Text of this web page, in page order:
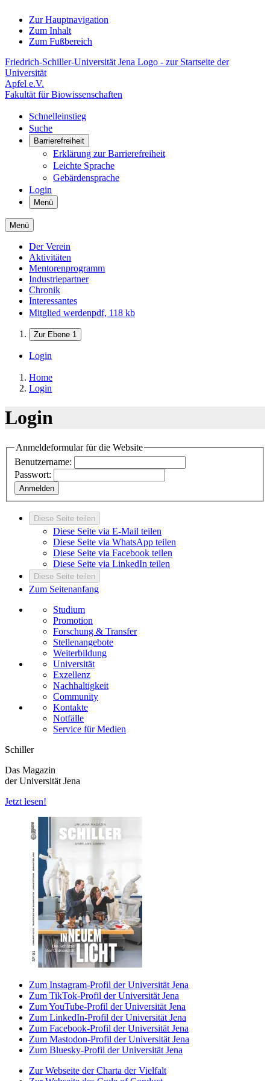
Zur Hauptnavigation
Zum Inhalt
Zum Fußbereich
Friedrich-Schiller-Universität Jena Logo - zur Startseite der
Universität
Apfel e.V.
Fakultät für Biowissenschaften
Schnelleinstieg
Suche
Barrierefreiheit
Erklärung zur Barrierefreiheit
Leichte Sprache
Gebärdensprache
Login
Menü
Menü
Der Verein
Aktivitäten
Mentorenprogramm
Industriepartner
Chronik
Interessantes
Mitglied werdenpdf, 118 kb
Zur Ebene 1
Login
Home
Login
Login
Anmeldeformular für die Website
Benutzername:
Passwort:
Anmelden
Diese Seite teilen
Diese Seite via E-Mail teilen
Diese Seite via WhatsApp teilen
Diese Seite via Facebook teilen
Diese Seite via LinkedIn teilen
Diese Seite teilen
Zum Seitenanfang
Studium
Promotion
Forschung & Transfer
Stellenangebote
Weiterbildung
Universität
Exzellenz
Nachhaltigkeit
Community
Kontakte
Notfälle
Service für Medien
Schiller
Das Magazin
der Universität Jena
Jetzt lesen!
Zum Instagram-Profil der Universität Jena
Zum TikTok-Profil der Universität Jena
Zum YouTube-Profil der Universität Jena
Zum LinkedIn-Profil der Universität Jena
Zum Facebook-Profil der Universität Jena
Zum Mastodon-Profil der Universität Jena
Zum Bluesky-Profil der Universität Jena
Zur Webseite der Charta der Vielfalt